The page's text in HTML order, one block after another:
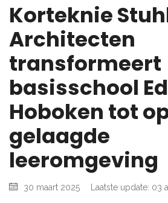
Korteknie
Architecten
transformeert
basisschool
Hoboken tot
gelaagde
leeromgeving
30 maart 2025 Laatste update: 03